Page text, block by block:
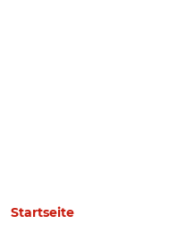
Startseite